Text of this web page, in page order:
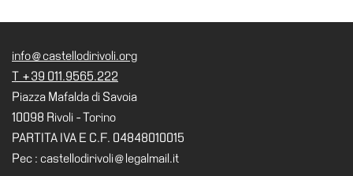
Cerruti
Cosmo
Digitale
Visita
info@castellodirivoli.org
T +39 011.9565.222
Piazza Mafalda di Savoia
10098 Rivoli - Torino
PARTITA IVA E C.F. 04848010015
Pec : castellodirivoli@legalmail.it